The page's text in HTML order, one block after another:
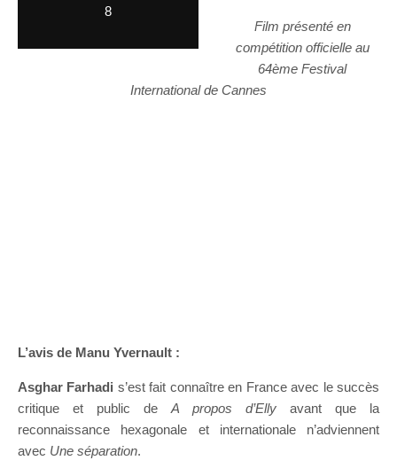
8
Film présenté en
compétition officielle au
64ème Festival
International de Cannes
L’avis de Manu Yvernault :
Asghar Farhadi s’est fait connaître en France avec le succès
critique et public de A propos d’Elly avant que la
reconnaissance hexagonale et internationale n’adviennent
avec Une séparation.